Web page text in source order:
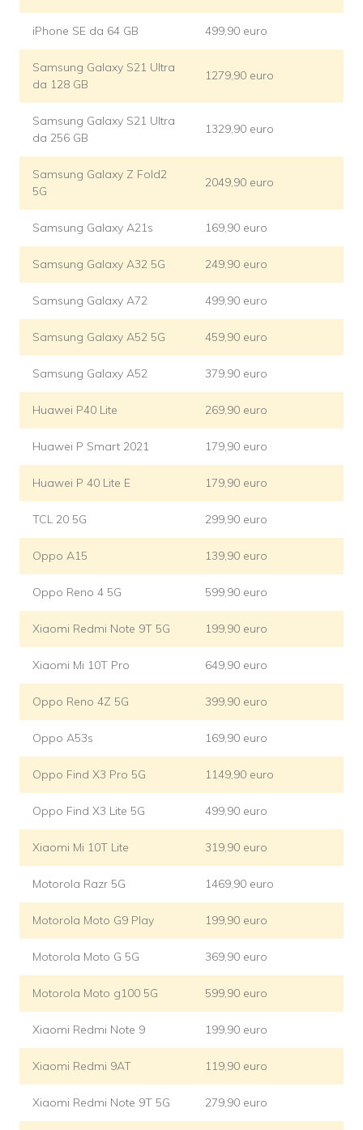
iPhone SE da 64 GB 499,90 euro
Samsung Galaxy S21 Ultra
da 128 GB
1279,90 euro
Samsung Galaxy S21 Ultra
da 256 GB
1329,90 euro
Samsung Galaxy Z Fold2
5G
2049,90 euro
Samsung Galaxy A21s 169,90 euro
Samsung Galaxy A32 5G 249,90 euro
Samsung Galaxy A72 499,90 euro
Samsung Galaxy A52 5G 459,90 euro
Samsung Galaxy A52 379,90 euro
Huawei P40 Lite 269,90 euro
Huawei P Smart 2021 179,90 euro
Huawei P 40 Lite E 179,90 euro
TCL 20 5G 299,90 euro
Oppo A15 139,90 euro
Oppo Reno 4 5G 599,90 euro
Xiaomi Redmi Note 9T 5G 199,90 euro
Xiaomi Mi 10T Pro 649,90 euro
Oppo Reno 4Z 5G 399,90 euro
Oppo A53s 169,90 euro
Oppo Find X3 Pro 5G 1149,90 euro
Oppo Find X3 Lite 5G 499,90 euro
Xiaomi Mi 10T Lite 319,90 euro
Motorola Razr 5G 1469,90 euro
Motorola Moto G9 Play 199,90 euro
Motorola Moto G 5G 369,90 euro
Motorola Moto g100 5G 599,90 euro
Xiaomi Redmi Note 9 199,90 euro
Xiaomi Redmi 9AT 119,90 euro
Xiaomi Redmi Note 9T 5G 279,90 euro